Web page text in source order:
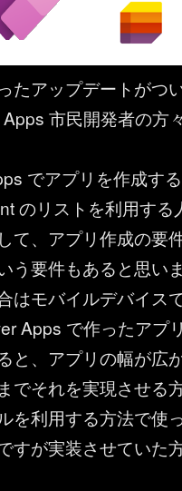
たアップデートがつ
市民開発者の方
でアプリを作成す
のリストを利用する
て、アプリ作成の要
う要件もあると思い
はモバイルデバイス
Apps で作ったアプ
と、アプリの幅が広
でそれを実現させる
を利用する方法で使
すが実装させていた方